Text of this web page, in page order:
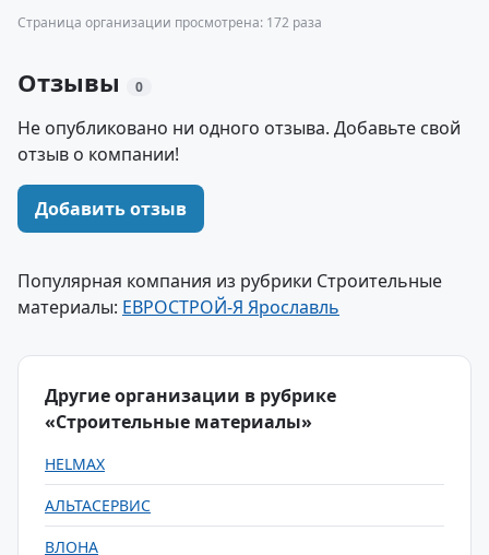
Страница организации просмотрена: 172 раза
Отзывы 0
Не опубликовано ни одного отзыва. Добавьте свой
отзыв о компании!
Добавить отзыв
Популярная компания из рубрики Строительные
материалы: ЕВРОСТРОЙ-Я Ярославль
Другие организации в рубрике
«Строительные материалы»
HELMAX
АЛЬТАСЕРВИС
ВЛОНА